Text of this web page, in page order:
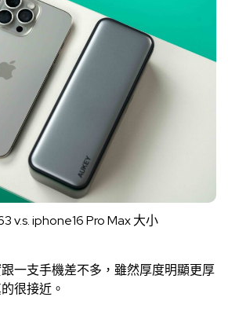
v.s. iphone16 Pro Max 大小
一支手機差不多，雖然厚度明顯更厚
很接近。